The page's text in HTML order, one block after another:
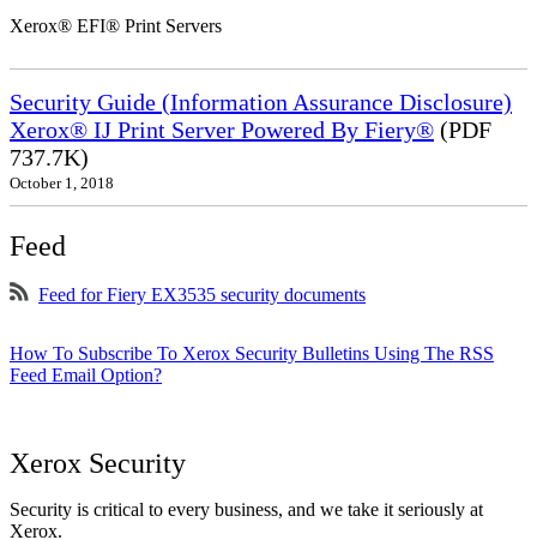
Xerox® EFI® Print Servers
Security Guide (Information Assurance Disclosure)
Xerox® IJ Print Server Powered By Fiery® (PDF
737.7K)
October 1, 2018
Feed
Feed for Fiery EX3535 security documents
How To Subscribe To Xerox Security Bulletins Using The RSS
Feed Email Option?
Xerox Security
Security is critical to every business, and we take it seriously at
Xerox.